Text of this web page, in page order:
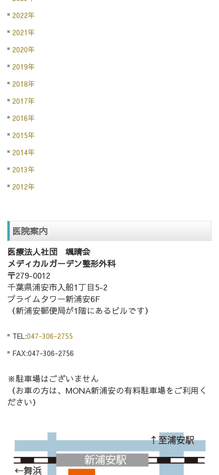
2022年
2021年
2020年
2019年
2018年
2017年
2016年
2015年
2014年
2013年
2012年
医院案内
医療法人社団 颯晴会
メディカルガーデン整形外科
〒279-0012
千葉県浦安市入船1丁目5-2
プライムタワー新浦安6F
（新浦安郵便局が1階にあるビルです）
TEL:047-306-2755
FAX:047-306-2756
※駐車場はございません
（お車の方は、MONA新浦安の有料駐車場をご利用く
ださい）